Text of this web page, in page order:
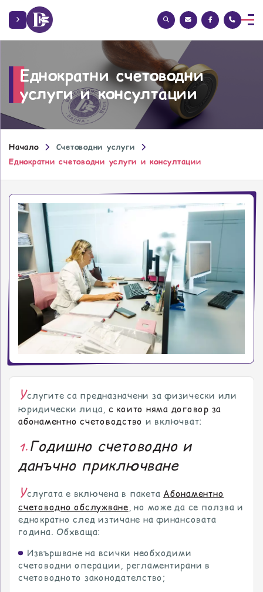
Еднократни счетоводни
услуги и консултации
Начало
Счетоводни услуги
Еднократни счетоводни услуги и консултации
Услугите са предназначени за физически или
юридически лица, с които няма договор за
абонаментно счетоводство и включват:
1.Годишно счетоводно и
данъчно приключване
Услугата е включена в пакета Абонаментно
счетоводно обслужване, но може да се ползва и
еднократно след изтичане на финансовата
година. Обхваща:
Извършване на всички необходими
счетоводни операции, регламентирани в
счетоводното законодателство;